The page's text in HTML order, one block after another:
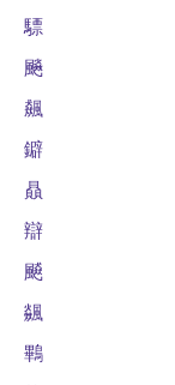
驃
飈
飆
鐴
贔
辯
飇
飊
鷝